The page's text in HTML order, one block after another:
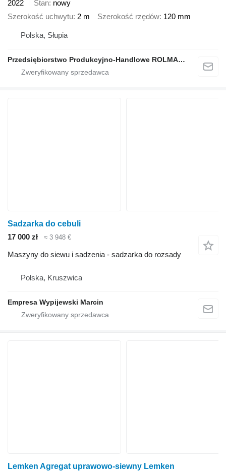
2022
Stan nowy
Szerokość uchwytu 2 m Szerokość rzędów 120 mm
Polska, Słupia
Przedsiębiorstwo Produkcyjno-Handlowe ROLMAPOL Marcin Dziekan
Sadzarka do cebuli
17 000 zł
≈ 3 948 €
Maszyny do siewu i sadzenia - sadzarka do rozsady
Polska, Kruszwica
Empresa Wypijewski Marcin
Lemken Agregat uprawowo-siewny Lemken